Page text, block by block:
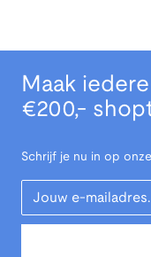
Maak
€200,-
Schrijf je nu in op
Your Email